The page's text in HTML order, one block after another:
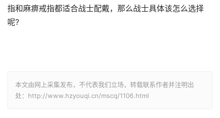
指和麻痹戒指都适合战士配戴，那么战士具体该怎么选择
呢?
本文由网上采集发布，不代表我们立场，转载联系作者并注明出
处：http://www.hzyouqi.cn/mscq/1106.html